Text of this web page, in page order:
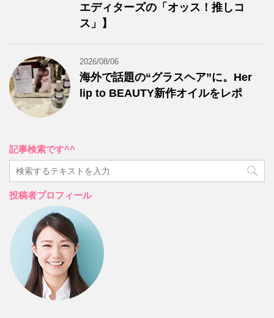
エディターズの「オッス！推しコ
ス」】
2026/08/06
海外で話題の“グラスヘア”に。Her
lip to BEAUTY新作オイルをレポ
記事検索です^^
投稿者プロフィール